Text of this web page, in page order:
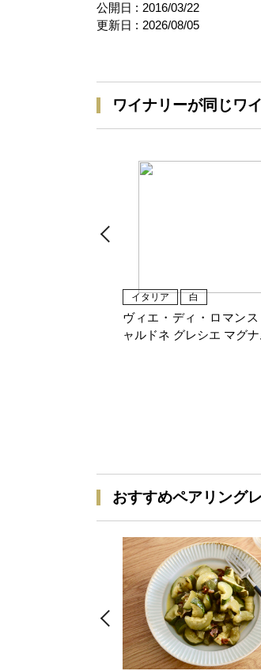
公開日 : 2016/03/22
更新日 : 2026/08/05
ワイナリーが同じワ
イタリア 白
ヴィエ・ディ・ロマン
ャルドネ グレシエ マグナ
おすすめペアリング